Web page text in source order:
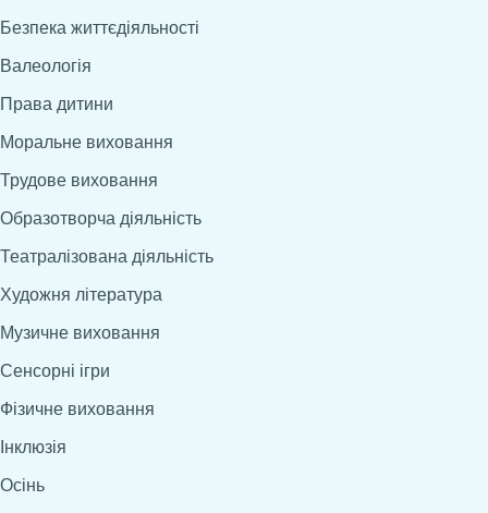
Безпека життєдіяльності
Валеологія
Права дитини
Моральне виховання
Трудове виховання
Образотворча діяльність
Театралізована діяльність
Художня література
Музичне виховання
Сенсорні ігри
Фізичне виховання
Інклюзія
Осінь